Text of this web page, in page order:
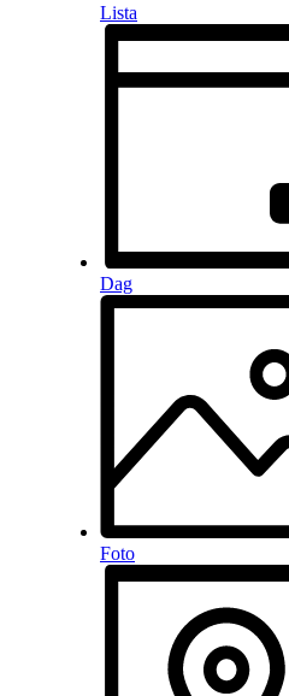
Lista
Dag
Foto